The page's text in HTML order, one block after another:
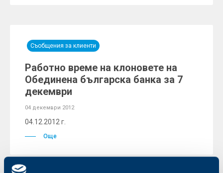
Съобщения за клиенти
Работно време на клоновете на
Обединена българска банка за 7
декември
04 декември 2012
04.12.2012 г.
Още